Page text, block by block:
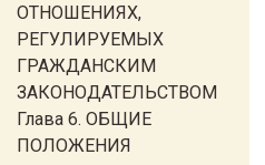
ОТНОШЕНИЯХ,
РЕГУЛИРУЕМЫХ
ГРАЖДАНСКИМ
ЗАКОНОДАТЕЛЬСТВОМ
Глава 6. ОБЩИЕ
ПОЛОЖЕНИЯ